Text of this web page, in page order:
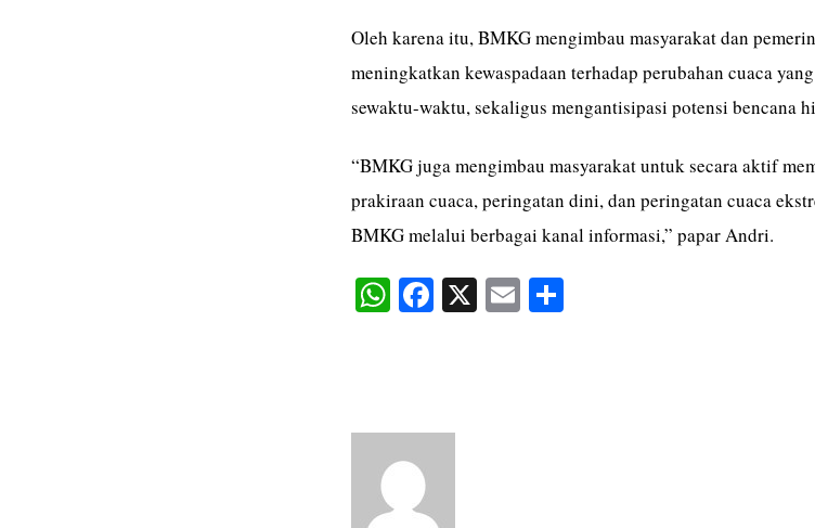
Oleh karena itu, BMKG mengimbau masyarakat dan
meningkatkan kewaspadaan terhadap perubahan cuaca
sewaktu-waktu, sekaligus mengantisipasi potensi bencana
“BMKG juga mengimbau masyarakat untuk secara aktif
prakiraan cuaca, peringatan dini, dan peringatan cuaca
BMKG melalui berbagai kanal informasi,” papar Andri.
W
ha
pp
Fa
ce
X E
m
S